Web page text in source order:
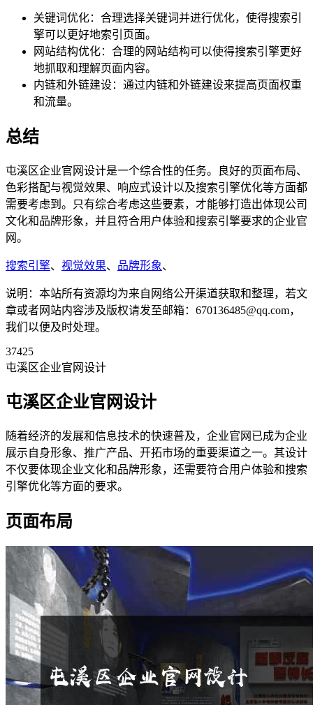
关键词优化：合理选择关键词并进行优化，使得搜索引
擎可以更好地索引页面。
网站结构优化：合理的网站结构可以使得搜索引擎更好
地抓取和理解页面内容。
内链和外链建设：通过内链和外链建设来提高页面权重
和流量。
总结
屯溪区企业官网设计是一个综合性的任务。良好的页面布局、
色彩搭配与视觉效果、响应式设计以及搜索引擎优化等方面都
需要考虑到。只有综合考虑这些要素，才能够打造出体现公司
文化和品牌形象，并且符合用户体验和搜索引擎要求的企业官
网。
搜索引擎、 视觉效果、 品牌形象、
说明：本站所有资源均为来自网络公开渠道获取和整理，若文
章或者网站内容涉及版权请发至邮箱：670136485@qq.com，
我们以便及时处理。
37425
屯溪区企业官网设计
屯溪区企业官网设计
随着经济的发展和信息技术的快速普及，企业官网已成为企业
展示自身形象、推广产品、开拓市场的重要渠道之一。其设计
不仅要体现企业文化和品牌形象，还需要符合用户体验和搜索
引擎优化等方面的要求。
页面布局